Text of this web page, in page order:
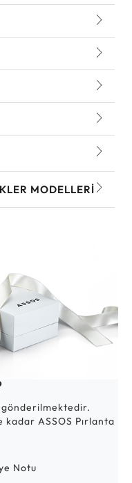
MODELLERI
ASSOS Pırlanta
Notu